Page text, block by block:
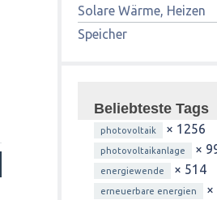
Solare Wärme, Heizen
Speicher
Beliebteste Tags
photovoltaik × 1256
photovoltaikanlage ×
energiewende × 514
erneuerbare energien ×